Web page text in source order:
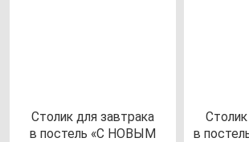
Сто­лик для зав­тра­ка
в пос­тель «С НОВЫМ
в